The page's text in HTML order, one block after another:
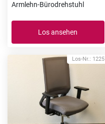
Armlehn-Bürodrehstuhl
Los ansehen
Los-Nr.: 1225